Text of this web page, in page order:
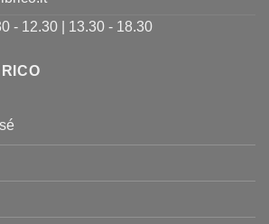
- 12.30 | 13.30 - 18.30